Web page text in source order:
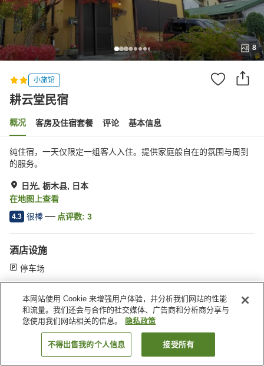
8
小旅馆
耕云堂民宿
概况 客房及住宿套餐 评论 基本信息
纯住宿，一天仅限定一组客人入住。提供家庭般自在的氛围与周到
的服务。
日光, 栃木县, 日本
在地图上查看
4.3 很棒 点评数: 3
酒店设施
停车场
首页 日本 栃木县 日光 耕云堂民宿
搜索客房
本网站使用 Cookie 来增强用户体验，并分析我们网站的性能
和流量。我们还会与合作的社交媒体、广告商和分析商分享与
您使用我们网站相关的信息。
隐私政策
不得出售我的个人信息 接受所有